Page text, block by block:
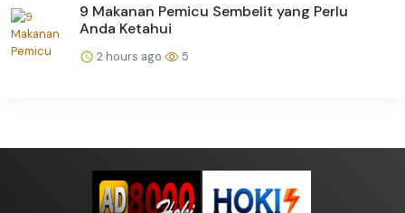
9 Makanan Pemicu Sembelit yang Perlu
Anda Ketahui
2 hours ago 5